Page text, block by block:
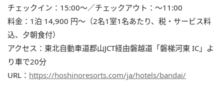
チェックイン：15:00〜／チェックアウト：〜11:00
料金：1泊 14,900 円〜（2名1室1名あたり、税・サービス料
込、夕朝食付）
アクセス：東北自動車道郡山JCT経由磐越道「磐梯河東 IC」よ
り車で20分
URL： https://hoshinoresorts.com/ja/hotels/bandai/